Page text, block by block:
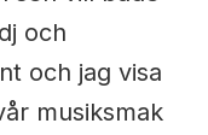
och
och jag visa
musiksmak